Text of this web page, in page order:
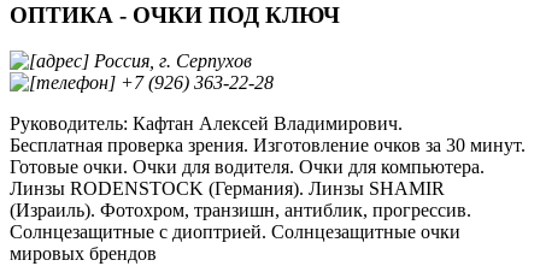
ОПТИКА - ОЧКИ ПОД КЛЮЧ
Россия, г. Серпухов
+7 (926) 363-22-28
Руководитель: Кафтан Алексей Владимирович.
Бесплатная проверка зрения. Изготовление очков за 30 минут.
Готовые очки. Очки для водителя. Очки для компьютера.
Линзы RODENSTOCK (Германия). Линзы SHAMIR
(Израиль). Фотохром, транзишн, антиблик, прогрессив.
Солнцезащитные с диоптрией. Солнцезащитные очки
мировых брендов